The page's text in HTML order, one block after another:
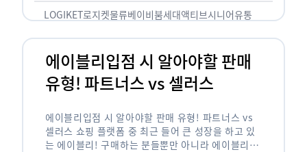
오고 있습니다. 하지만 사회가 늙어가는 …
LOGIKET로지켓물류베이비붐세대액티브시니어유통
에이블리입점 시 알아야할 판매
유형! 파트너스 vs 셀러스
에이블리입점 시 알아야할 판매 유형! 파트너스 vs
셀러스 쇼핑 플랫폼 중 최근 들어 큰 성장을 하고 있
는 에이블리! 구매하는 분들뿐만 아니라 에이블리에